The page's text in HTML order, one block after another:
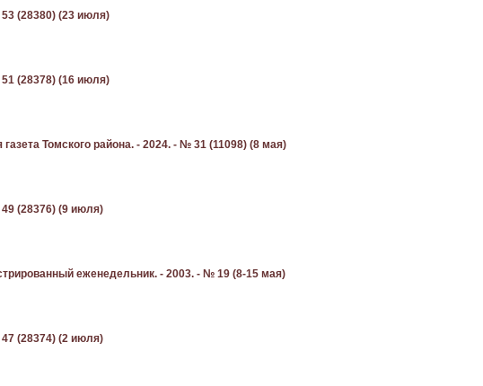
(28380) (23 июля)
(28378) (16 июля)
Томского района. - 2024. - № 31 (11098) (8 мая)
(28376) (9 июля)
еженедельник. - 2003. - № 19 (8-15 мая)
(28374) (2 июля)